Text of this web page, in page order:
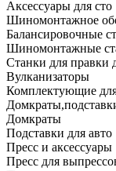
Аксессуары для сто
Шиномонтажное
Балансировочные
Шиномонтажные
Станки для правки
Вулканизаторы
Комплектующие
Домкраты
Подставки для авто
Пресс и аксессуары
Пресс для